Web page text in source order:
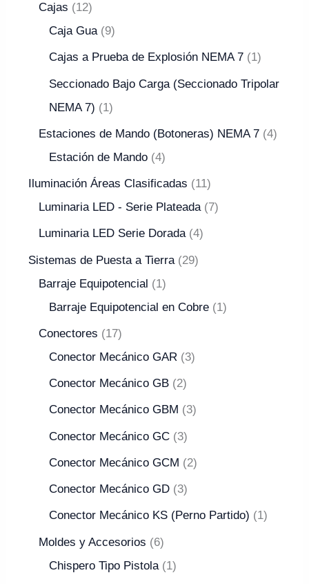
Cajas
12
Caja Gua
9
Cajas a Prueba de Explosión NEMA 7 1
Seccionado Bajo Carga (Seccionado Tripolar
NEMA 7)
1
Estaciones de Mando (Botoneras) NEMA 7 4
Estación de Mando 4
Iluminación Áreas Clasificadas
11
Luminaria LED - Serie Plateada
7
Luminaria LED Serie Dorada 4
Sistemas de Puesta a Tierra
29
Barraje Equipotencial
1
Barraje Equipotencial en Cobre
1
Conectores
17
Conector Mecánico GAR
3
Conector Mecánico GB 2
Conector Mecánico GBM 3
Conector Mecánico GC 3
Conector Mecánico GCM 2
Conector Mecánico GD 3
Conector Mecánico KS (Perno Partido) 1
Moldes y Accesorios
6
Chispero Tipo Pistola
1